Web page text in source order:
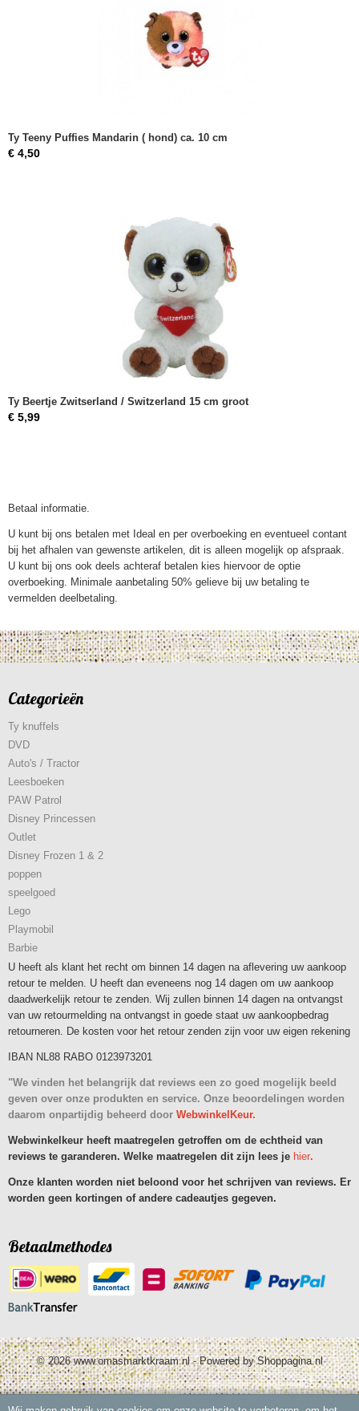
Ty Teeny Puffies Mandarin ( hond) ca. 10 cm
€ 4,50
Ty Beertje Zwitserland / Switzerland 15 cm groot
€ 5,99
Betaal informatie.
U kunt bij ons betalen met Ideal en per overboeking en eventueel contant
bij het afhalen van gewenste artikelen, dit is alleen mogelijk op afspraak.
U kunt bij ons ook deels achteraf betalen kies hiervoor de optie
overboeking. Minimale aanbetaling 50% gelieve bij uw betaling te
vermelden deelbetaling.
Categorieën
Ty knuffels
DVD
Auto's / Tractor
Leesboeken
PAW Patrol
Disney Princessen
Outlet
Disney Frozen 1 & 2
poppen
speelgoed
Lego
Playmobil
Barbie
U heeft als klant het recht om binnen 14 dagen na aflevering uw aankoop
retour te melden. U heeft dan eveneens nog 14 dagen om uw aankoop
daadwerkelijk retour te zenden. Wij zullen binnen 14 dagen na ontvangst
van uw retourmelding na ontvangst in goede staat uw aankoopbedrag
retourneren. De kosten voor het retour zenden zijn voor uw eigen rekening
IBAN NL88 RABO 0123973201
"We vinden het belangrijk dat reviews een zo goed mogelijk beeld
geven over onze produkten en service. Onze beoordelingen worden
daarom onpartijdig beheerd door WebwinkelKeur.
Webwinkelkeur heeft maatregelen getroffen om de echtheid van
reviews te garanderen. Welke maatregelen dit zijn lees je hier.
Onze klanten worden niet beloond voor het schrijven van reviews. Er
worden geen kortingen of andere cadeautjes gegeven.
Betaalmethodes
© 2026 www.omasmarktkraam.nl - Powered by Shoppagina.nl